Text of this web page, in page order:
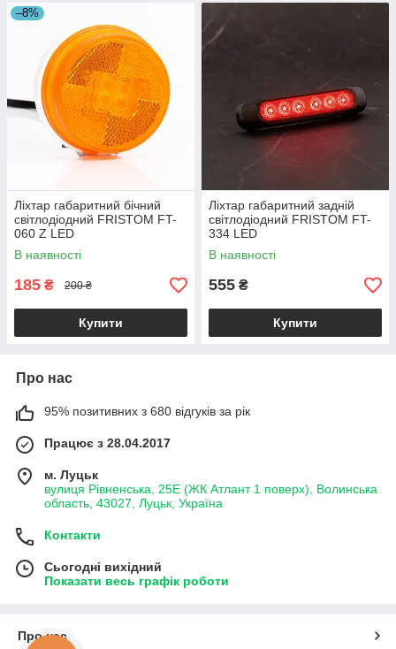
–8%
Ліхтар габаритний бічний
світлодіодний FRISTOM FT-
060 Z LED
В наявності
185 ₴ 200 ₴
Купити
Ліхтар габаритний задній
світлодіодний FRISTOM FT-
334 LED
В наявності
555 ₴
Купити
Про нас
95% позитивних з 680 відгуків за рік
Працює з 28.04.2017
м. Луцьк
вулиця Рівненська, 25Е (ЖК Атлант 1 поверх), Волинська
область, 43027, Луцьк, Україна
Контакти
Сьогодні вихідний
Показати весь графік роботи
Про нас